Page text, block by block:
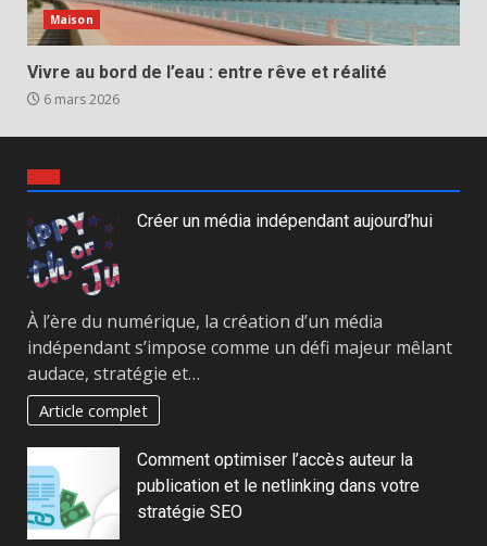
Maison
Vivre au bord de l’eau : entre rêve et réalité
6 mars 2026
Créer un média indépendant aujourd’hui
À l’ère du numérique, la création d’un média
indépendant s’impose comme un défi majeur mêlant
audace, stratégie et…
Article complet
Comment optimiser l’accès auteur la
publication et le netlinking dans votre
stratégie SEO